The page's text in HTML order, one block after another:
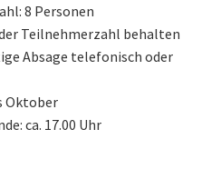
8 Personen
Teilnehmerzahl behalten
Absage telefonisch oder
Oktober
ca. 17.00 Uhr